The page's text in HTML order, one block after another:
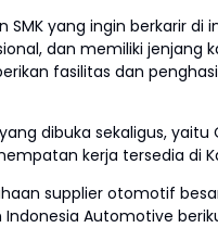
SMK yang ingin berkarir
dan memiliki jenjang
fasilitas dan
dibuka sekaligus,
kerja tersedia di
supplier otomotif
Indonesia Automotive